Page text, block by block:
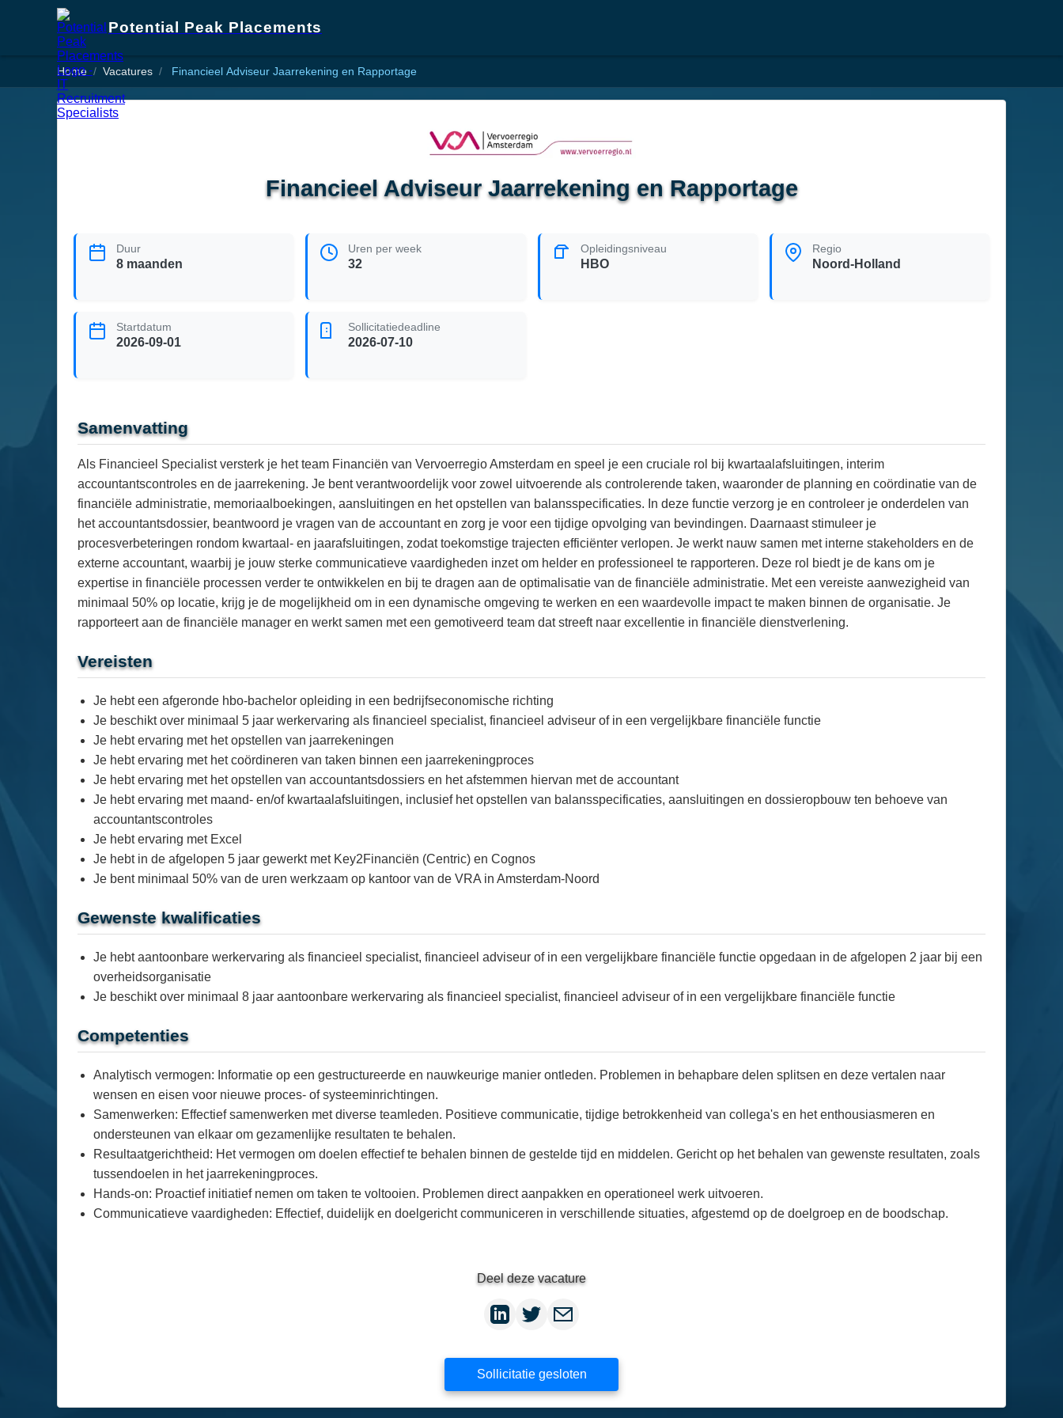
Potential Peak Placements
Home Vacatures Financieel Adviseur Jaarrekening en Rapportage
Financieel Adviseur Jaarrekening en Rapportage
Duur
8 maanden
Uren per week
32
Opleidingsniveau
HBO
Regio
Noord-Holland
Startdatum
2026-09-01
Sollicitatiedeadline
2026-07-10
Samenvatting
Als Financieel Specialist versterk je het team Financiën van Vervoerregio Amsterdam en speel je een cruciale rol bij kwartaalafsluitingen, interim
accountantscontroles en de jaarrekening. Je bent verantwoordelijk voor zowel uitvoerende als controlerende taken, waaronder de planning en coördinatie van de
financiële administratie, memoriaalboekingen, aansluitingen en het opstellen van balansspecificaties. In deze functie verzorg je en controleer je onderdelen van
het accountantsdossier, beantwoord je vragen van de accountant en zorg je voor een tijdige opvolging van bevindingen. Daarnaast stimuleer je
procesverbeteringen rondom kwartaal- en jaarafsluitingen, zodat toekomstige trajecten efficiënter verlopen. Je werkt nauw samen met interne stakeholders en de
externe accountant, waarbij je jouw sterke communicatieve vaardigheden inzet om helder en professioneel te rapporteren. Deze rol biedt je de kans om je
expertise in financiële processen verder te ontwikkelen en bij te dragen aan de optimalisatie van de financiële administratie. Met een vereiste aanwezigheid van
minimaal 50% op locatie, krijg je de mogelijkheid om in een dynamische omgeving te werken en een waardevolle impact te maken binnen de organisatie. Je
rapporteert aan de financiële manager en werkt samen met een gemotiveerd team dat streeft naar excellentie in financiële dienstverlening.
Vereisten
Je hebt een afgeronde hbo-bachelor opleiding in een bedrijfseconomische richting
Je beschikt over minimaal 5 jaar werkervaring als financieel specialist, financieel adviseur of in een vergelijkbare financiële functie
Je hebt ervaring met het opstellen van jaarrekeningen
Je hebt ervaring met het coördineren van taken binnen een jaarrekeningproces
Je hebt ervaring met het opstellen van accountantsdossiers en het afstemmen hiervan met de accountant
Je hebt ervaring met maand- en/of kwartaalafsluitingen, inclusief het opstellen van balansspecificaties, aansluitingen en dossieropbouw ten behoeve van
accountantscontroles
Je hebt ervaring met Excel
Je hebt in de afgelopen 5 jaar gewerkt met Key2Financiën (Centric) en Cognos
Je bent minimaal 50% van de uren werkzaam op kantoor van de VRA in Amsterdam-Noord
Gewenste kwalificaties
Je hebt aantoonbare werkervaring als financieel specialist, financieel adviseur of in een vergelijkbare financiële functie opgedaan in de afgelopen 2 jaar bij een
overheidsorganisatie
Je beschikt over minimaal 8 jaar aantoonbare werkervaring als financieel specialist, financieel adviseur of in een vergelijkbare financiële functie
Competenties
Analytisch vermogen: Informatie op een gestructureerde en nauwkeurige manier ontleden. Problemen in behapbare delen splitsen en deze vertalen naar
wensen en eisen voor nieuwe proces- of systeeminrichtingen.
Samenwerken: Effectief samenwerken met diverse teamleden. Positieve communicatie, tijdige betrokkenheid van collega's en het enthousiasmeren en
ondersteunen van elkaar om gezamenlijke resultaten te behalen.
Resultaatgerichtheid: Het vermogen om doelen effectief te behalen binnen de gestelde tijd en middelen. Gericht op het behalen van gewenste resultaten, zoals
tussendoelen in het jaarrekeningproces.
Hands-on: Proactief initiatief nemen om taken te voltooien. Problemen direct aanpakken en operationeel werk uitvoeren.
Communicatieve vaardigheden: Effectief, duidelijk en doelgericht communiceren in verschillende situaties, afgestemd op de doelgroep en de boodschap.
Deel deze vacature
Sollicitatie gesloten